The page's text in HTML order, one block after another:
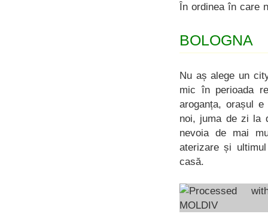
În ordinea în care
BOLOGNA
Nu aș alege un
mic în perioada
aroganța, orașul
noi, juma de zi la
nevoia de mai
aterizare și
casă.